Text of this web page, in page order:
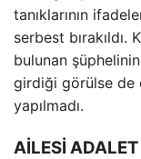
tanıklarının
serbest bırakıldı.
bulunan
girdiği görülse de
yapılmadı.
AİLESİ